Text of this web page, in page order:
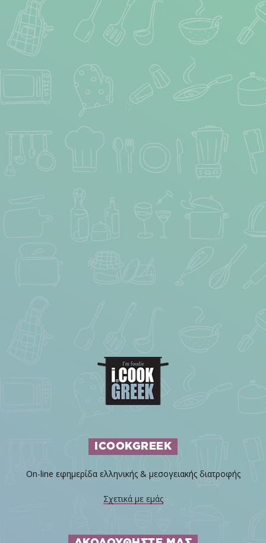
ICOOKGREEK
On-line εφημερίδα ελληνικής & μεσογειακής διατροφής
Σχετικά με εμάς